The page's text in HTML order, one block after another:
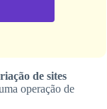
de sites
operação de